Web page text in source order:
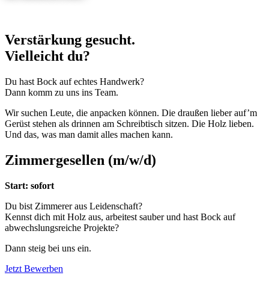
Verstärkung gesucht.
Vielleicht du?
Du hast Bock auf echtes Handwerk?
Dann komm zu uns ins Team.
Wir suchen Leute, die anpacken können. Die draußen lieber auf’m
Gerüst stehen als drinnen am Schreibtisch sitzen. Die Holz lieben.
Und das, was man damit alles machen kann.
Zimmergesellen (m/w/d)
Start: sofort
Du bist Zimmerer aus Leidenschaft?
Kennst dich mit Holz aus, arbeitest sauber und hast Bock auf
abwechslungsreiche Projekte?
Dann steig bei uns ein.
Jetzt Bewerben